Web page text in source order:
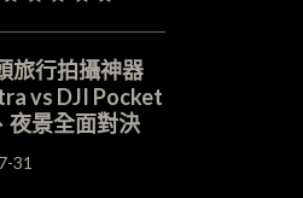
旅行拍攝神器
vs DJI Pocket
夜景全面對決
31